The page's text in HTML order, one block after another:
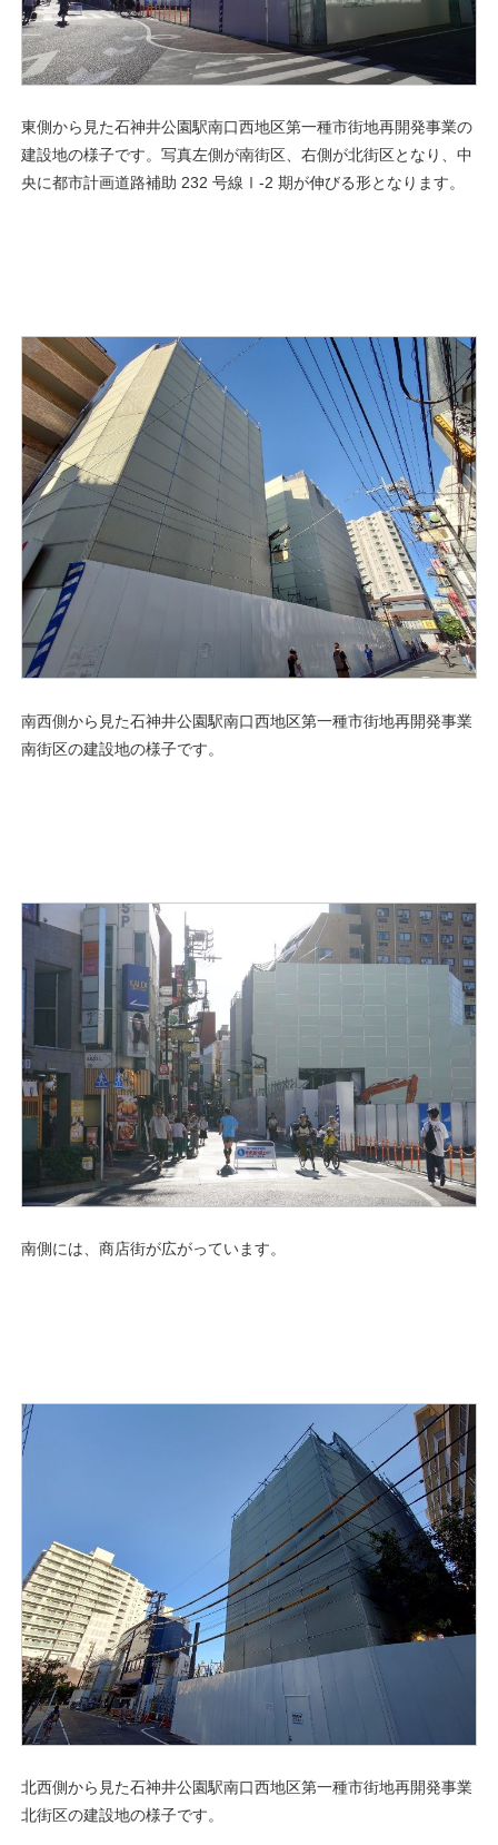
東側から見た石神井公園駅南口西地区第一種市街地再開発事業の
建設地の様子です。写真左側が南街区、右側が北街区となり、中
央に都市計画道路補助 232 号線Ⅰ-2 期が伸びる形となります。
南西側から見た石神井公園駅南口西地区第一種市街地再開発事業
南街区の建設地の様子です。
南側には、商店街が広がっています。
北西側から見た石神井公園駅南口西地区第一種市街地再開発事業
北街区の建設地の様子です。